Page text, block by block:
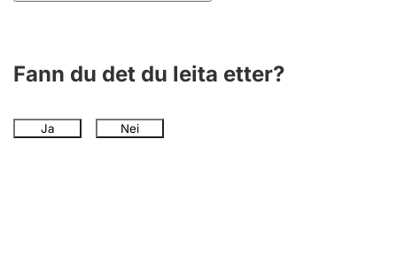
Fann du det du leita etter?
Ja Nei